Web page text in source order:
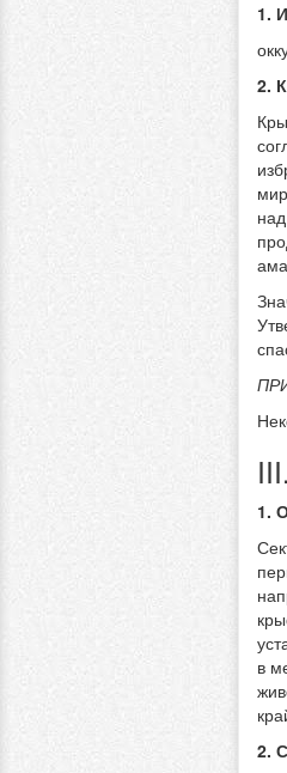
1.
2.
1.
в
2.